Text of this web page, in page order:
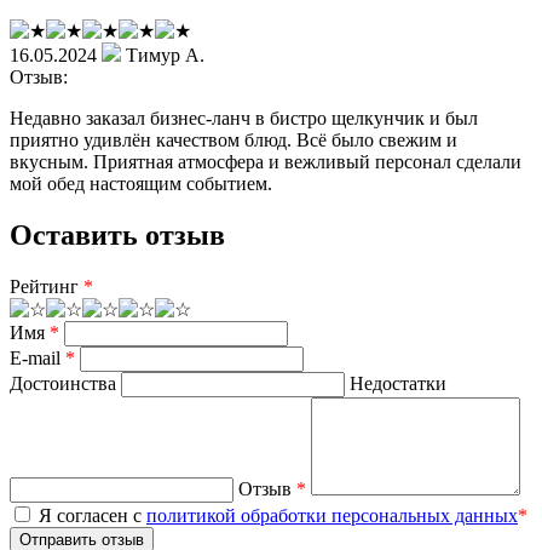
16.05.2024
Тимур А.
Отзыв:
Недавно заказал бизнес-ланч в бистро щелкунчик и был
приятно удивлён качеством блюд. Всё было свежим и
вкусным. Приятная атмосфера и вежливый персонал сделали
мой обед настоящим событием.
Оставить отзыв
Рейтинг *
Имя *
E-mail *
Достоинства
Недостатки
Отзыв *
Я согласен с политикой обработки персональных данных*
Отправить отзыв